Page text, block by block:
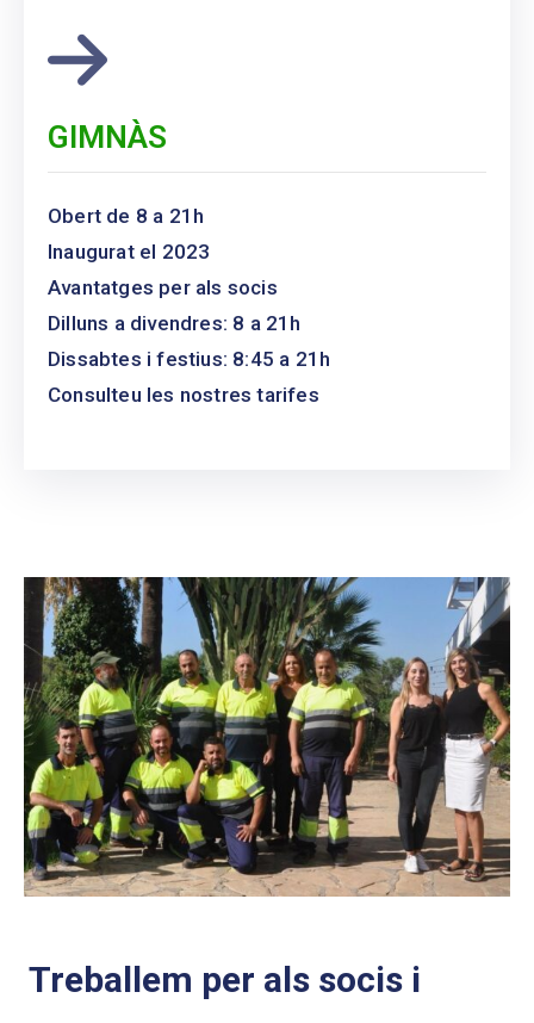
GIMNÀS
Obert de 8 a 21h
Inaugurat el 2023
Avantatges per als socis
Dilluns a divendres: 8 a 21h
Dissabtes i festius: 8:45 a 21h
Consulteu les nostres tarifes
Treballem per als socis i